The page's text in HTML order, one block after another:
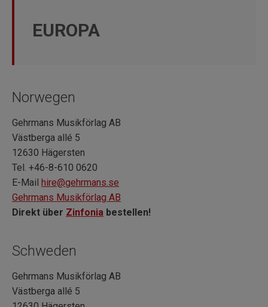
EUROPA
Norwegen
Gehrmans Musikförlag AB
Västberga allé 5
12630 Hägersten
Tel. +46-8-610 0620
E-Mail hire@gehrmans.se
Gehrmans Musikförlag AB
Direkt über Zinfonia bestellen!
Schweden
Gehrmans Musikförlag AB
Västberga allé 5